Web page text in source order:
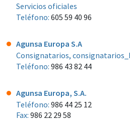
Servicios oficiales
Teléfono: 605 59 40 96
Agunsa Europa S.A
Consignatarios,
Teléfono: 986 43 82 44
Agunsa Europa, S.A.
Teléfono: 986 44 25 12
Fax: 986 22 29 58